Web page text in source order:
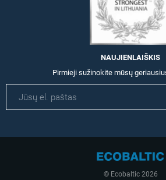
NAUJIENLAIŠKIS
Pirmieji sužinokite mūsų
© Ecobaltic 2026